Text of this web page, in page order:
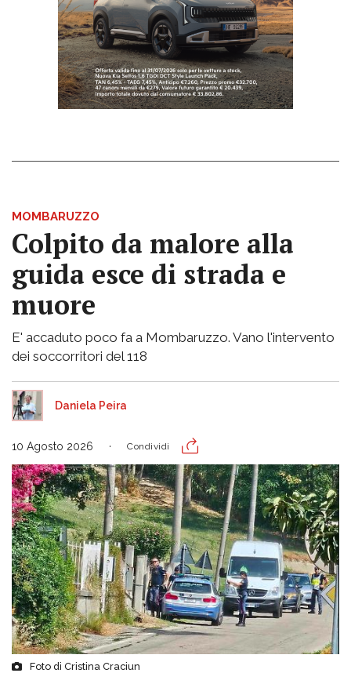
MOMBARUZZO
Colpito da malore alla
guida esce di strada e
muore
E' accaduto poco fa a Mombaruzzo. Vano l'intervento
dei soccorritori del 118
Daniela Peira
10 Agosto 2026 Condividi
Foto di Cristina Craciun